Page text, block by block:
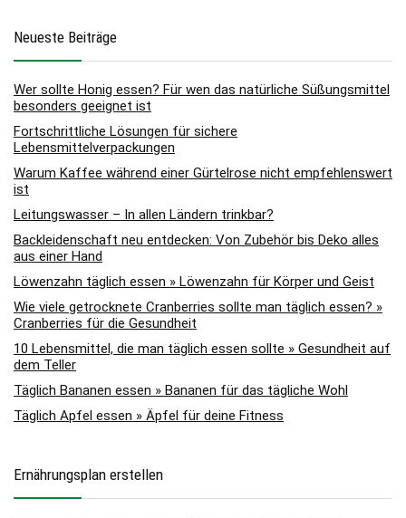
Neueste Beiträge
Wer sollte Honig essen? Für wen das natürliche Süßungsmittel
besonders geeignet ist
Fortschrittliche Lösungen für sichere
Lebensmittelverpackungen
Warum Kaffee während einer Gürtelrose nicht empfehlenswert
ist
Leitungswasser – In allen Ländern trinkbar?
Backleidenschaft neu entdecken: Von Zubehör bis Deko alles
aus einer Hand
Löwenzahn täglich essen » Löwenzahn für Körper und Geist
Wie viele getrocknete Cranberries sollte man täglich essen? »
Cranberries für die Gesundheit
10 Lebensmittel, die man täglich essen sollte » Gesundheit auf
dem Teller
Täglich Bananen essen » Bananen für das tägliche Wohl
Täglich Apfel essen » Äpfel für deine Fitness
Ernährungsplan erstellen